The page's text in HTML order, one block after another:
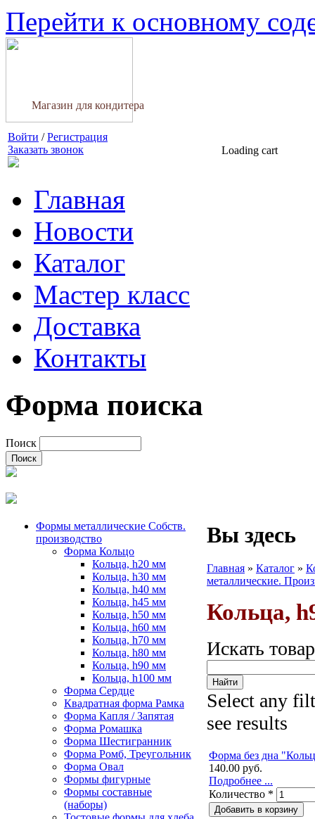
Перейти к основному
Магазин для кондитера
Войти /Регистрация
Заказать звонок
Loading cart
Главная
Новости
Каталог
Мастер класс
Доставка
Контакты
Форма поиска
Поиск
Формы металлические Собств.
производство
Форма Кольцо
Кольца, h20 мм
Кольца, h30 мм
Кольца, h40 мм
Кольца, h45 мм
Кольца, h50 мм
Кольца, h60 мм
Кольца, h70 мм
Кольца, h80 мм
Кольца, h90 мм
Кольца, h100 мм
Форма Сердце
Квадратная форма Рамка
Форма Капля / Запятая
Форма Ромашка
Форма Шестигранник
Форма Ромб, Треугольник
Форма Овал
Формы фигурные
Формы составные
(наборы)
Вы здесь
Главная » Каталог »
металлические.
Кольца,
Искать
Select any
see results
Форма без дна
140.00 руб.
Подробнее ...
Количество *